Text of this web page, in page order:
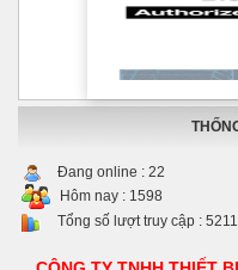
Đang online : 22
Hôm nay : 1598
Tổng số lượt truy cập :